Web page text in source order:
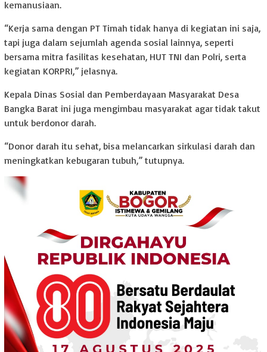
kemanusiaan.
“Kerja sama dengan PT Timah tidak hanya di kegiatan ini saja,
tapi juga dalam sejumlah agenda sosial lainnya, seperti
bersama mitra fasilitas kesehatan, HUT TNI dan Polri, serta
kegiatan KORPRI,” jelasnya.
Kepala Dinas Sosial dan Pemberdayaan Masyarakat Desa
Bangka Barat ini juga mengimbau masyarakat agar tidak takut
untuk berdonor darah.
“Donor darah itu sehat, bisa melancarkan sirkulasi darah dan
meningkatkan kebugaran tubuh,” tutupnya.